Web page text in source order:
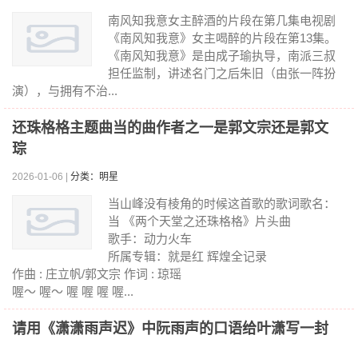
南风知我意女主醉酒的片段在第几集电视剧
《南风知我意》女主喝醉的片段在第13集。
《南风知我意》是由成子瑜执导，南派三叔
担任监制，讲述名门之后朱旧（由张一阵扮
演），与拥有不治...
还珠格格主题曲当的曲作者之一是郭文宗还是郭文
琮
2026-01-06 | 分类：明星
当山峰没有棱角的时候这首歌的歌词歌名：
当 《两个天堂之还珠格格》片头曲
歌手：动力火车
所属专辑：就是红 辉煌全记录
作曲 : 庄立帆/郭文宗 作词 : 琼瑶
喔～ 喔～ 喔 喔 喔 喔...
请用《潇潇雨声迟》中阮雨声的口语给叶潇写一封